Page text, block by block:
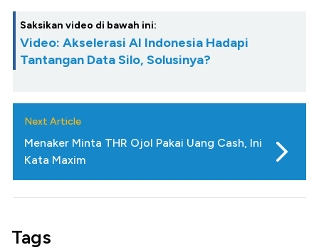
Saksikan video di bawah ini:
Video: Akselerasi AI Indonesia Hadapi
Tantangan Data Silo, Solusinya?
Next Article
Menaker Minta THR Ojol Pakai Uang Cash, Ini
Kata Maxim
Tags